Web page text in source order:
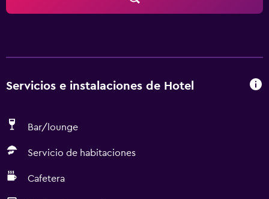
Servicios e instalaciones de Hotel
Bar/lounge
Servicio de habitaciones
Cafetera